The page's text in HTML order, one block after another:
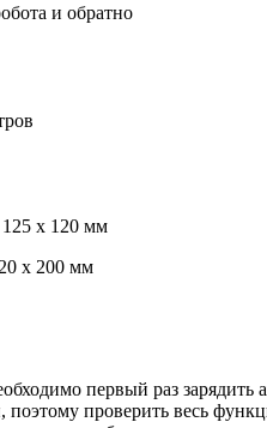
и обратно
х 120 мм
х 200 мм
первый раз зарядить
проверить весь